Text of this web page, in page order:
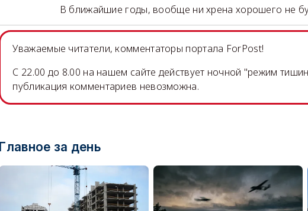
В ближайшие годы, вообще ни хрена хорошего не
Уважаемые читатели, комментаторы портала ForPost!
C 22.00 до 8.00 на нашем сайте действует ночной "режим
публикация комментариев невозможна.
Главное за день